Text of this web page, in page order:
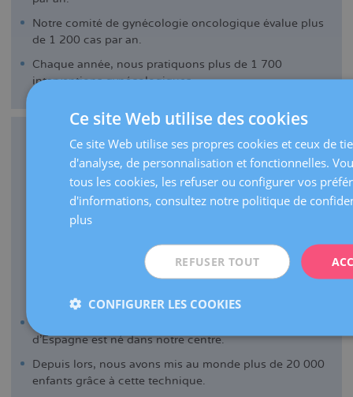
Notre comité de gynécologie oncologique évalue plus
de 1 200 cas par an.
Chaque année, nous pratiquons plus de 1 700
interventions gynécologiques.
MÉDECINE DE LA REPRODUCTION
d'Espagne est né dans notre centre.
Depuis lors, nous avons mis au monde plus de 20 000
enfants grâce à cette technique.
Ce site Web utilise des cookies
Ce site Web utilise ses propres cookies et ceux de
d'analyse, de personnalisation et fonctionnelles.
tous les cookies, les refuser ou configurer vos
d'informations, consultez notre politique de
plus
REFUSER TOUT
CONFIGURER LES COOKIES